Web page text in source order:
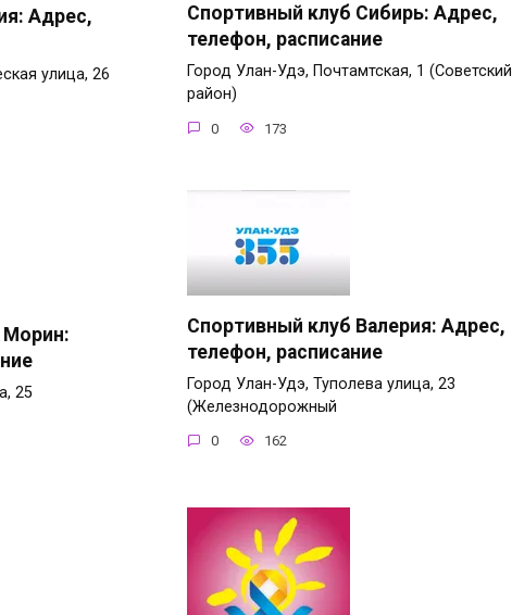
Адрес,
улица, 26
Спортивный клуб Сибирь: Адрес,
телефон, расписание
Город Улан-Удэ, Почтамтская, 1 (Советский
район)
0 173
Морин:
25
Спортивный клуб Валерия: Адрес,
телефон, расписание
Город Улан-Удэ, Туполева улица, 23
(Железнодорожный
0 162